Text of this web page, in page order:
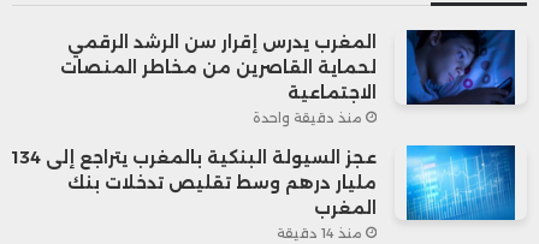
المغرب يدرس إقرار سن الرشد الرقمي
لحماية القاصرين من مخاطر المنصات
الاجتماعية
منذ دقيقة واحدة
عجز السيولة البنكية بالمغرب يتراجع إلى 134
مليار درهم وسط تقليص تدخلات بنك
المغرب
منذ 14 دقيقة